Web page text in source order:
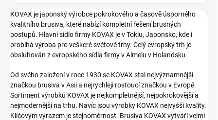
KOVAX je japonský výrobce pokrokového a časově úsporného
kvalitního brusiva, které nabízí kompletní řešení brusných
postupů. Hlavní sídlo firmy KOVAX je v Tokiu, Japonsko, kde i
probíhá výroba pro veškeré světové trhy. Celý evropský trh je
obsluhován z evropského sídla firmy v Almelu v Holandsku.
Od svého založení v roce 1930 se KOVAX stal nejvýznamnější
značkou brusiva v Asii a nejrychleji rostoucí značkou v Evropě.
Sortiment výrobků KOVAX je nejkompletnější, nejpokrokovější a
nejmodernější na trhu. Navíc jsou výrobky KOVAX nejvyšší kvality.
Klíčovým výrazem je stejnoměrnost. Brusiva KOVAX vytváří velmi